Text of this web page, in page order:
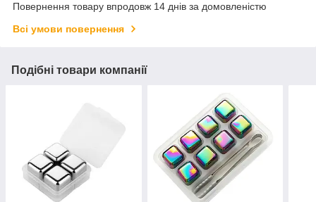
Повернення товару впродовж 14 днів за домовленістю
Всі умови повернення
Подібні товари компанії